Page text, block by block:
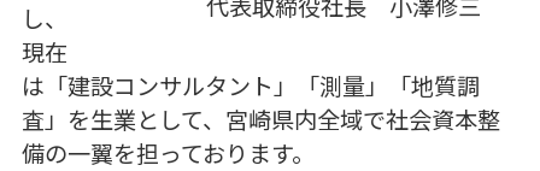
し、
現在
は「建設コンサルタント」「測量」「地質調
査」を生業として、宮崎県内全域で社会資本整
備の一翼を担っております。